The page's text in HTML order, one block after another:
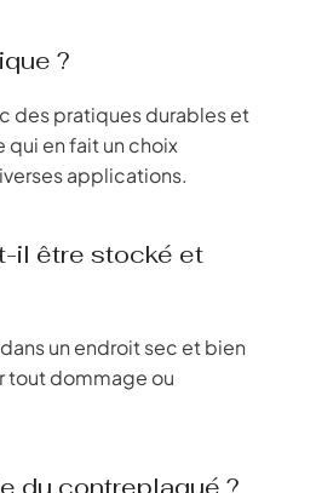
?
des pratiques durables et
en fait un choix
applications.
il être stocké et
un endroit sec et bien
tout dommage ou